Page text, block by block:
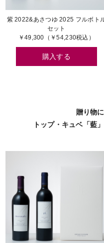
紫 2022&あさつゆ 2025 フルボト
セット
￥49,300（￥54,230税込）
購入する
贈り物
トップ・キュベ「藍